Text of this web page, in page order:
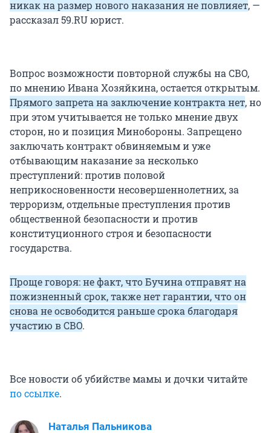
никак на размер нового наказания не повлияет, —
рассказал 59.RU юрист.
Вопрос возможности повторной службы на СВО,
по мнению Ивана Хозяйкина, остается открытым.
Прямого запрета на заключение контракта нет, но
при этом учитывается не только мнение двух
сторон, но и позиция Минобороны. Запрещено
заключать контракт обвиняемым и уже
отбывающим наказание за несколько
преступлений: против половой
неприкосновенности несовершеннолетних, за
терроризм, отдельные преступления против
общественной безопасности и против
конституционного строя и безопасности
государства.
Проще говоря: не факт, что Бучина отправят на
пожизненный срок, также нет гарантии, что он
снова не освободится раньше срока благодаря
участию в СВО.
Все новости об убийстве мамы и дочки читайте
по ссылке.
Наталья Пальникова